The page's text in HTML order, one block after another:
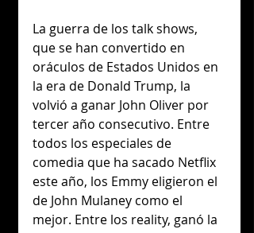
La guerra de los talk shows,
que se han convertido en
oráculos de Estados Unidos en
la era de Donald Trump, la
volvió a ganar John Oliver por
tercer año consecutivo. Entre
todos los especiales de
comedia que ha sacado Netflix
este año, los Emmy eligieron el
de John Mulaney como el
mejor. Entre los reality, ganó la